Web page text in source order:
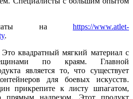
маты на https://www.atlet-
.
Это квадратный мягкий материал с
по краям. Главной
является то, что существует
для боевых искусств.
прикрепите к листу шпагатом,
прямым надрезом. Этот продукт